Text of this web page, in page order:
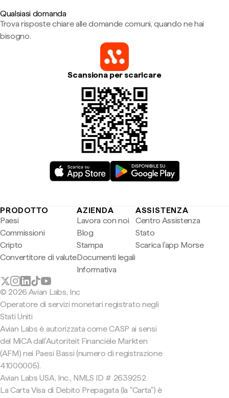
Qualsiasi domanda
Trova risposte chiare alle domande comuni, quando ne hai
bisogno.
Scansiona per scaricare
PRODOTTO
Paesi
Commissioni
Cripto
Convertitore di valute
AZIENDA
Lavora con noi
Blog
Stampa
Documenti legali
Informativa
ASSISTENZA
Centro Assistenza
Stato
Scarica l'app Morse
© 2026 Avian Labs, Inc
Operatore di servizi monetari registrato negli
Stati Uniti
Avian Labs è autorizzata come CASP ai sensi
del MiCA dall'Autoriteit Financiële Markten
(AFM) nei Paesi Bassi (numero di registrazione
41000005).
Avian Labs USA, Inc., NMLS ID # 2639252
La Carta Visa di Debito Prepagata (la "Carta") è